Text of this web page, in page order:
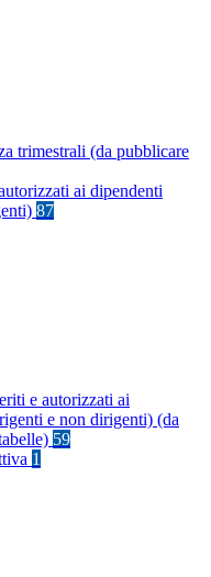
trimestrali (da pubblicare
ai dipendenti
87
e autorizzati ai
e non dirigenti) (da
59
1